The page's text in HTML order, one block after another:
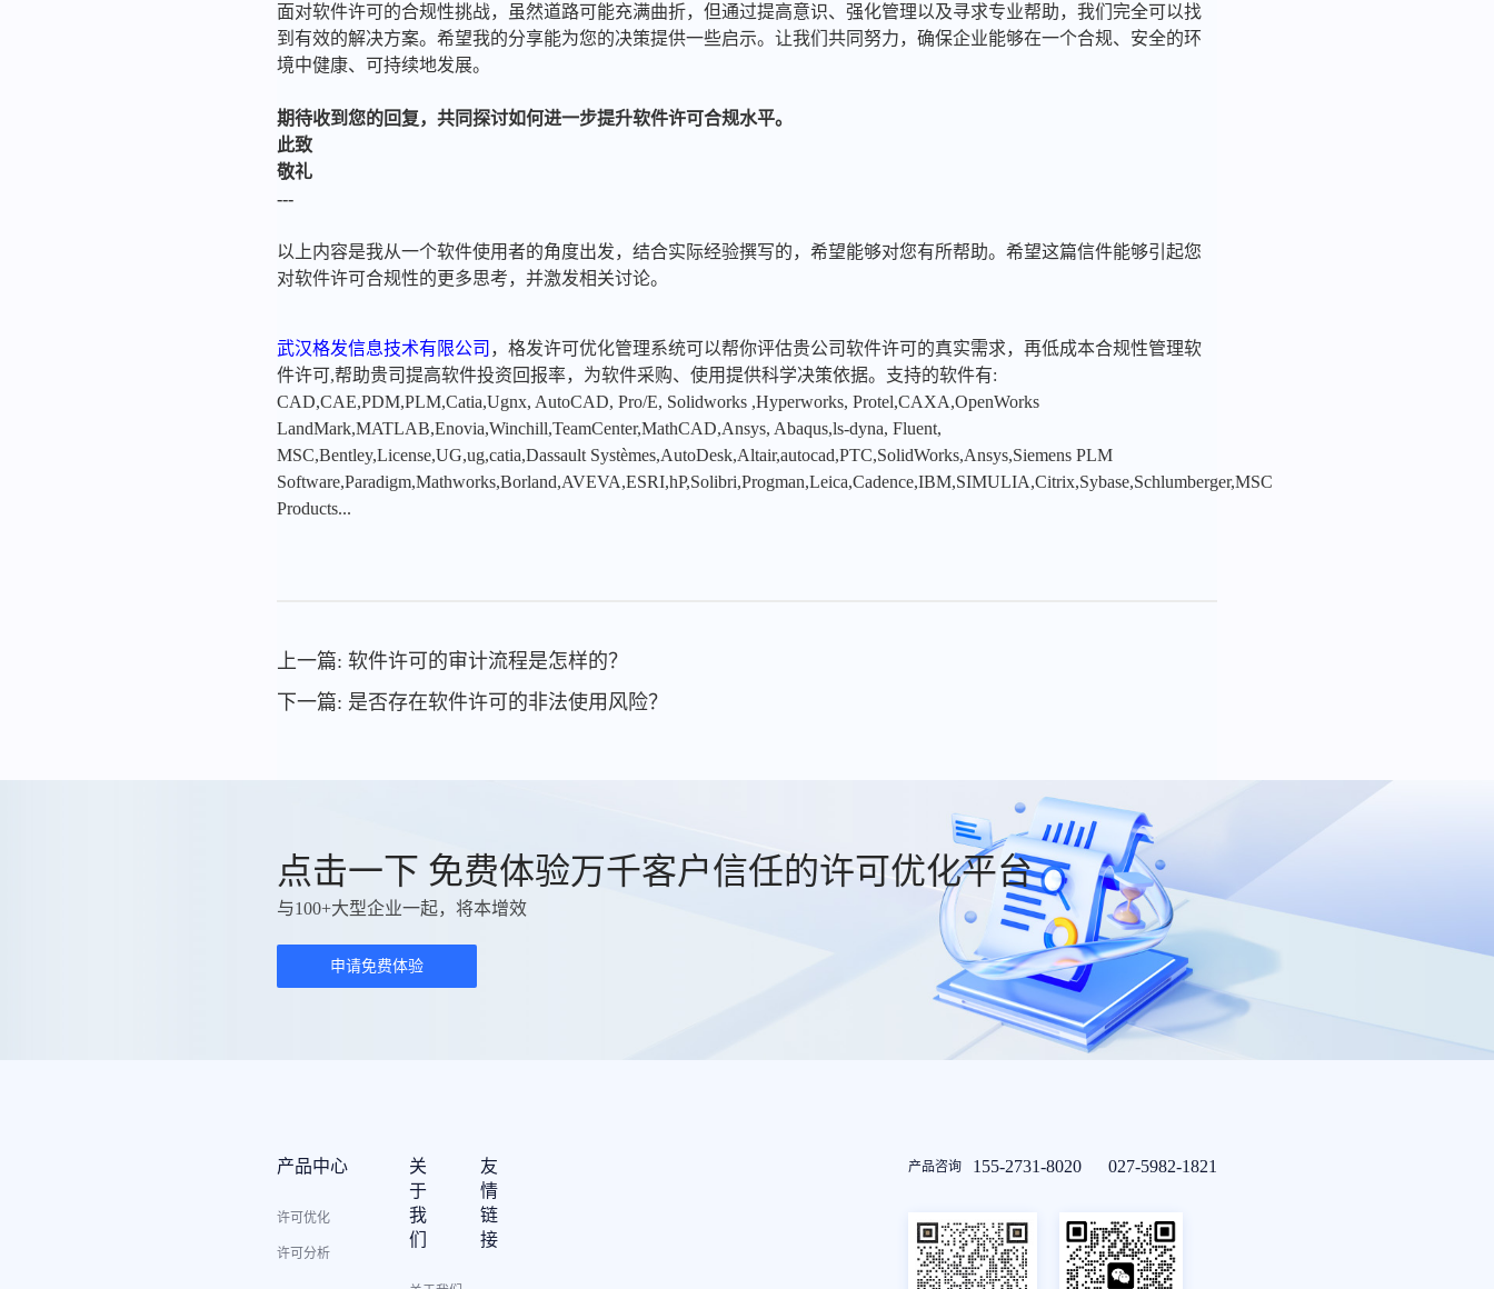
面对软件许可的合规性挑战，虽然道路可能充满曲折，但通过提高意识、强化管理以及寻求专业帮助，我们完全可以找
到有效的解决方案。希望我的分享能为您的决策提供一些启示。让我们共同努力，确保企业能够在一个合规、安全的环
境中健康、可持续地发展。
期待收到您的回复，共同探讨如何进一步提升软件许可合规水平。
此致
敬礼
---
以上内容是我从一个软件使用者的角度出发，结合实际经验撰写的，希望能够对您有所帮助。希望这篇信件能够引起您
对软件许可合规性的更多思考，并激发相关讨论。
武汉格发信息技术有限公司 ，格发许可优化管理系统可以帮你评估贵公司软件许可的真实需求，再低成本合规性管理软
件许可,帮助贵司提高软件投资回报率，为软件采购、使用提供科学决策依据。支持的软件有:
CAD,CAE,PDM,PLM,Catia,Ugnx, AutoCAD, Pro/E, Solidworks ,Hyperworks, Protel,CAXA,OpenWorks
LandMark,MATLAB,Enovia,Winchill,TeamCenter,MathCAD,Ansys, Abaqus,ls-dyna, Fluent,
MSC,Bentley,License,UG,ug,catia,Dassault Systèmes,AutoDesk,Altair,autocad,PTC,SolidWorks,Ansys,Siemens PLM
Software,Paradigm,Mathworks,Borland,AVEVA,ESRI,hP,Solibri,Progman,Leica,Cadence,IBM,SIMULIA,Citrix,Sybase,Schlumberger,MSC
Products...
上一篇: 软件许可的审计流程是怎样的？
下一篇: 是否存在软件许可的非法使用风险？
点击一下 免费体验万千客户信任的许可优化平台
与100+大型企业一起，将本增效
申请免费体验
产品中心
许可优化
许可分析
关
于
我
们
友
情
链
接
产品咨询 155-2731-8020 027-5982-1821